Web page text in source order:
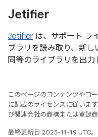
Jetifier
Jetifier は、サポート ラ
ブラリを読み取り、新
同等のライブラリを出力
このページのコンテンツやコー
に記載のライセンスに従いま
び関連会社の商標または登録商
最終更新日 2025-11-19 UTC。